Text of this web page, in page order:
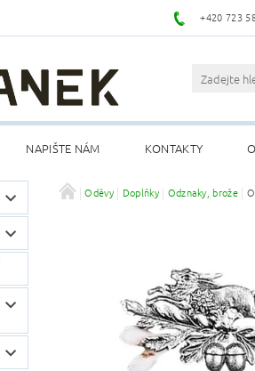
+420 723
NAPIŠTE NÁM KONTAKTY
Oděvy Doplňky Odznaky, brože